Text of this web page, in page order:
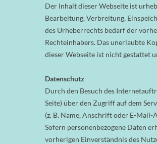
Der Inhalt dieser Webseite ist
Bearbeitung, Verbreitung,
des Urheberrechts bedarf der
Rechteinhabers. Das unerlaubte
dieser Webseite ist nicht gestattet
Datenschutz
Durch den Besuch des
Seite) über den Zugriff auf dem
(z. B. Name, Anschrift oder E-Mail-
Sofern personenbezogene Daten
vorherigen Einverständnis des